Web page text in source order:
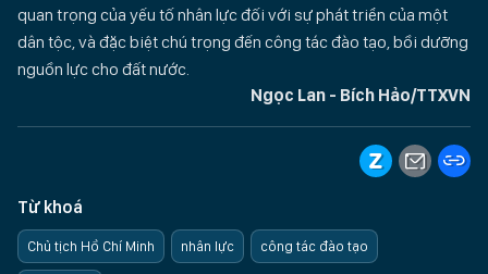
quan trọng của yếu tố nhân lực đối với sự phát triển của một
dân tộc, và đặc biệt chú trọng đến công tác đào tạo, bồi dưỡng
nguồn lực cho đất nước.
Ngọc Lan - Bích Hảo/TTXVN
Từ khoá
Chủ tịch Hồ Chí Minh nhân lực công tác đào tạo